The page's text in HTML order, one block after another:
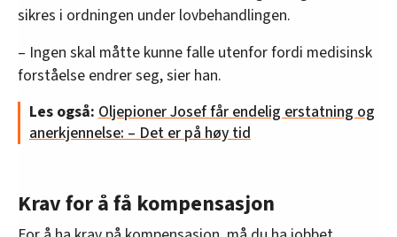
sikres i ordningen under lovbehandlingen.
– Ingen skal måtte kunne falle utenfor fordi medisinsk
forståelse endrer seg, sier han.
Les også: Oljepioner Josef får endelig erstatning og
anerkjennelse: – Det er på høy tid
Krav for å få kompensasjon